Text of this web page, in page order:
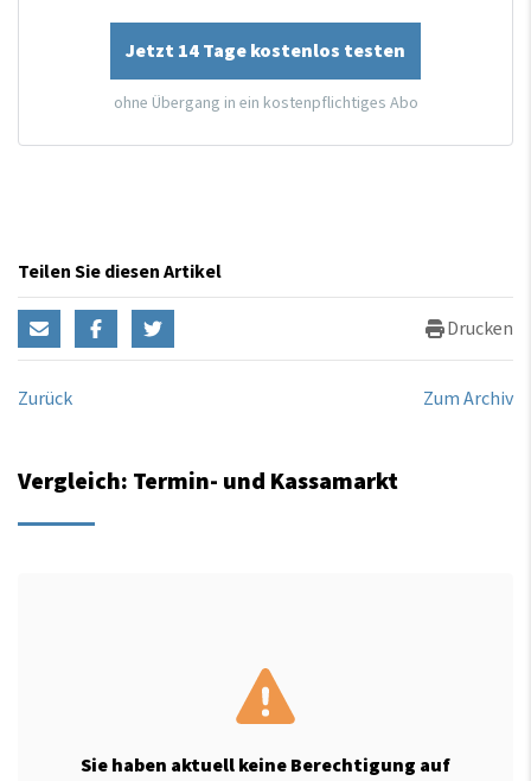
Jetzt 14 Tage kostenlos testen
ohne Übergang in ein kostenpflichtiges Abo
Teilen Sie diesen Artikel
Drucken
Zurück Zum Archiv
Vergleich: Termin- und Kassamarkt
Sie haben aktuell keine Berechtigung auf